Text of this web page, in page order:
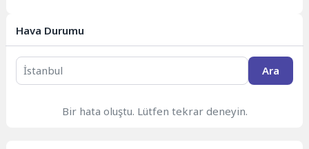
Hava Durumu
Ara
Bir hata oluştu. Lütfen tekrar deneyin.